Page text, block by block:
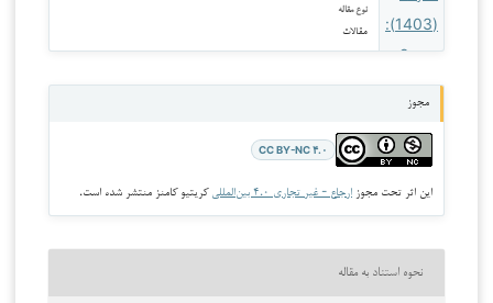
نوع مقاله
مقالات
مجوز
CC BY-NC ۴.۰
این اثر تحت مجوز ارجاع - غیر تجاری ۴.۰ بین‌المللی کریتیو کامنز منتشر شده است.
نحوه استناد به مقاله